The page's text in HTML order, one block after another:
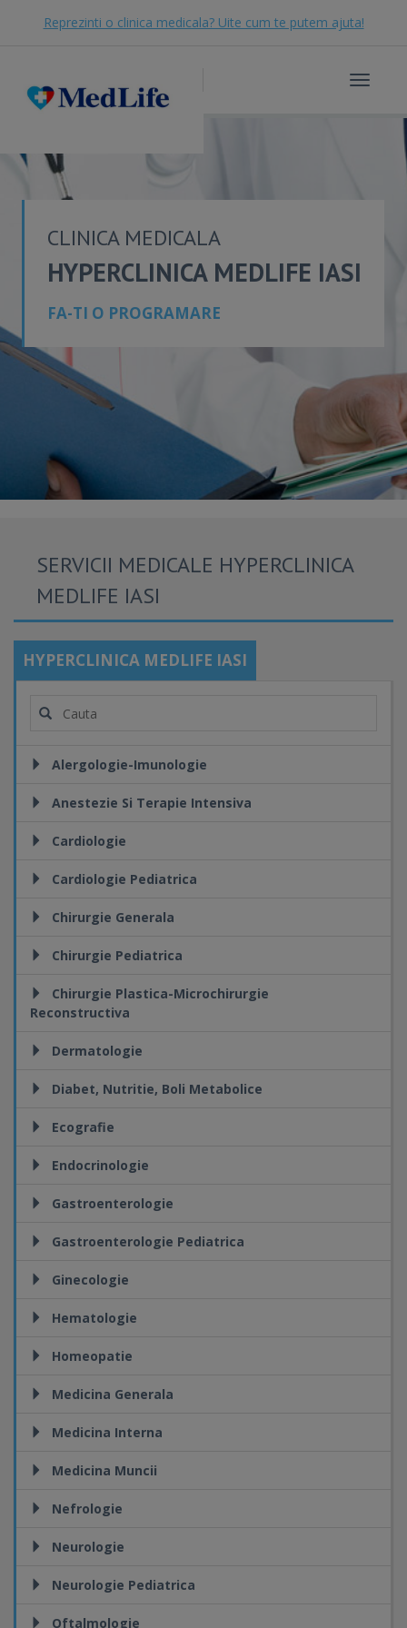
Reprezinti o clinica medicala? Uite cum te putem ajuta!
Toggle
CLINICA MEDICALA
HYPERCLINICA MEDLIFE IASI
FA-TI O PROGRAMARE
SERVICII MEDICALE HYPERCLINICA
MEDLIFE IASI
HYPERCLINICA MEDLIFE IASI
Alergologie-Imunologie
Anestezie Si Terapie Intensiva
Cardiologie
Cardiologie Pediatrica
Chirurgie Generala
Chirurgie Pediatrica
Chirurgie Plastica-Microchirurgie
Reconstructiva
Dermatologie
Diabet, Nutritie, Boli Metabolice
Ecografie
Endocrinologie
Gastroenterologie
Gastroenterologie Pediatrica
Ginecologie
Hematologie
Homeopatie
Medicina Generala
Medicina Interna
Medicina Muncii
Nefrologie
Neurologie
Neurologie Pediatrica
Oftalmologie